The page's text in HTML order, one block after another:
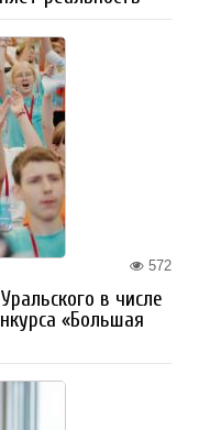
572
в числе
«Большая